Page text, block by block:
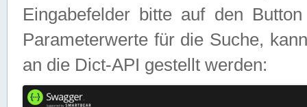
Eingabefelder bitte auf den
Parameterwerte für die Suche,
an die Dict-API gestellt werden: